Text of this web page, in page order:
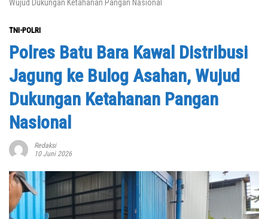
Wujud Dukungan Ketahanan Pangan Nasional
TNI-POLRI
Polres Batu Bara Kawal Distribusi
Jagung ke Bulog Asahan, Wujud
Dukungan Ketahanan Pangan
Nasional
Redaksi
10 Juni 2026